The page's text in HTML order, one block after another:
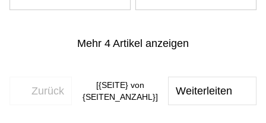
Mehr 4 Artikel anzeigen
Zurück
[{SEITE} von
{SEITEN_ANZAHL}]
Weiterleiten